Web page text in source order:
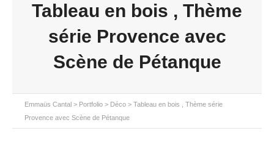
Tableau en bois , Thème
série Provence avec
Scène de Pétanque
Emmaüs Cantal > Portfolio > Déco > Tableau en bois , Thème série
Provence avec Scène de Pétanque